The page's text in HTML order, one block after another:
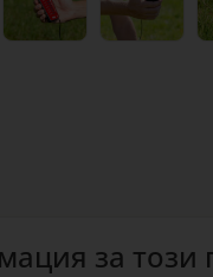
за този